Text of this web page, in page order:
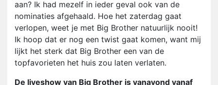
aan? Ik had mezelf in ieder geval ook van de
nominaties afgehaald. Hoe het zaterdag gaat
verlopen, weet je met Big Brother natuurlijk nooit!
Ik hoop dat er nog een twist gaat komen, want mij
lijkt het sterk dat Big Brother een van de
topfavorieten het huis zou laten verlaten.
De liveshow van Big Brother is vanavond vanaf